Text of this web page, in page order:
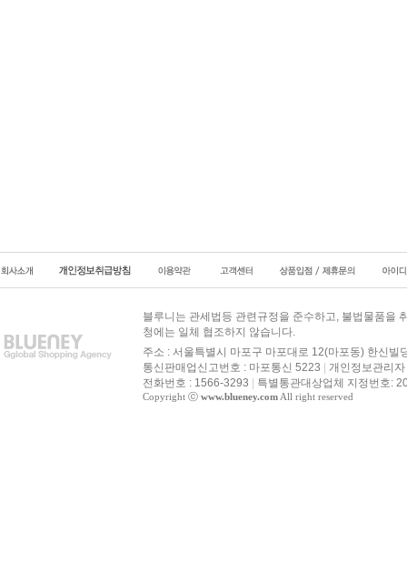
블루니는 관세법등 관련규정을 준수하고, 불법물품을
청에는 일체 협조하지 않습니다.
주소 : 서울특별시 마포구 마포대로 12(마포동) 한신빌
통신판매업신고번호 : 마포통신 5223
개인정보관리
전화번호 : 1566-3293
특별통관대상업체 지정번호:
Copyright ⓒ www.blueney.com All right reserved